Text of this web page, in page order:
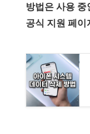
방법은 사용
공식 지원 페